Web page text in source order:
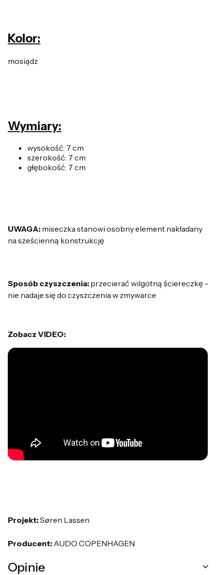
Kolor:
mosiądz
Wymiary:
wysokość: 7 cm
szerokość: 7 cm
głębokość: 7 cm
UWAGA: miseczka stanowi osobny element nakładany
na sześcienną konstrukcję
Sposób czyszczenia: przecierać wilgotną ściereczkę -
nie nadaje się do czyszczenia w zmywarce
Zobacz VIDEO:
Projekt:Søren Lassen
Producent: AUDO COPENHAGEN
Opinie